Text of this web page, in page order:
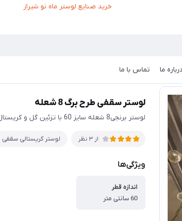
درباره ما تماس با ما
سقفی طرح برگ 8 شعله
لوستر سقفی طرح برگ 8 شعله
لوستر برنجی8 شعله سایز 60 با تزئین گل و کریستال
از 3 نظر لوستر کریستالی سقفی
ویژگی‌ها
اندازه قطر
60 سانتی متر